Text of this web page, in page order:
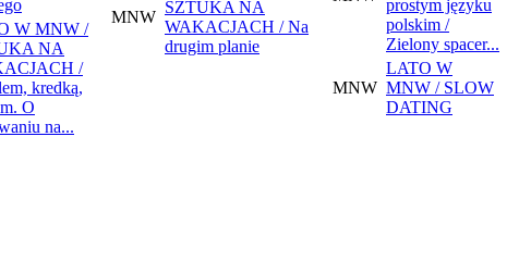
W MNW /
NA
/
kredką,
O
na...
MNW
SZTUKA NA
WAKACJACH / Na
drugim planie
prostym języku
polskim /
Zielony spacer...
MNW
LATO W
MNW / SLOW
DATING